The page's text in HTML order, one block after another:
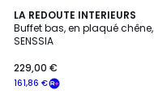
LA REDOUTE INTERIEURS
Buffet bas, en plaqué chêne,
SENSSIA
161,86 €
229,00 €
1
/
5
2
Couleurs